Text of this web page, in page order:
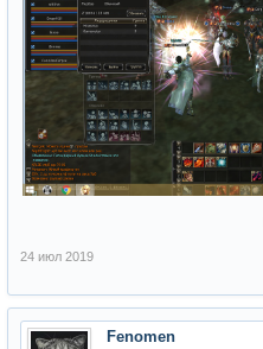
24 июл 2019
Fenomen